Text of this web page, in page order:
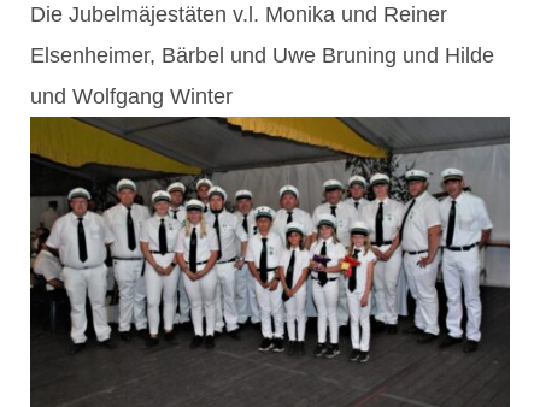
Die Jubelmäjestäten v.l. Monika und Reiner
Elsenheimer, Bärbel und Uwe Bruning und Hilde
und Wolfgang Winter